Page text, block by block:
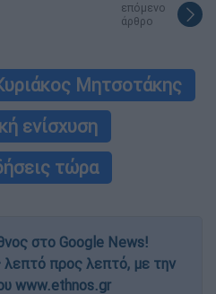
επόμενο
άρθρο
Μητσοτάκης
ενίσχυση
τώρα
στο Google News!
λεπτό προς λεπτό, με την
www.ethnos.gr